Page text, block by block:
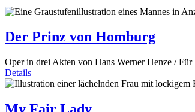
Der Prinz von Homburg
Oper in drei Akten von Hans Werner Henze /
Details